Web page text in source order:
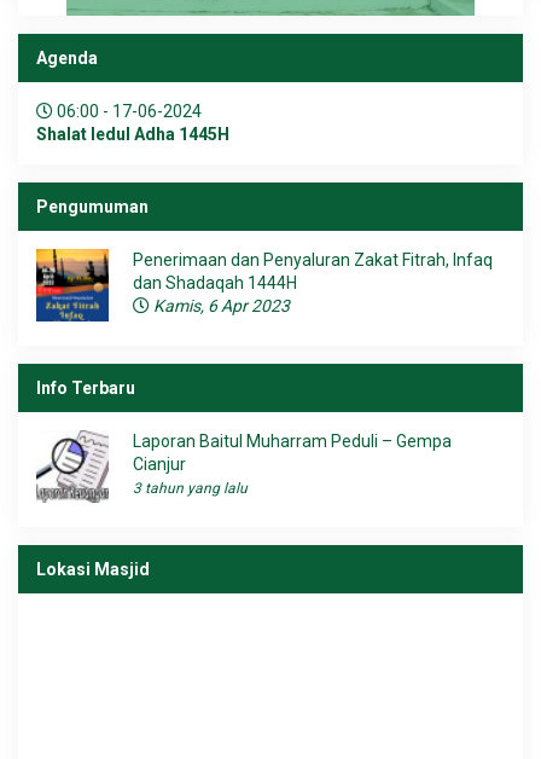
Agenda
06:00 - 17-06-2024
Shalat Iedul Adha 1445H
Pengumuman
Penerimaan dan Penyaluran Zakat Fitrah, Infaq
dan Shadaqah 1444H
Kamis, 6 Apr 2023
Info Terbaru
Laporan Baitul Muharram Peduli – Gempa
Cianjur
3 tahun yang lalu
Lokasi Masjid